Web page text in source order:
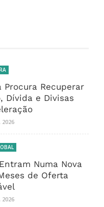
Recuperar
Dívida e Divisas
Numa Nova
de Oferta